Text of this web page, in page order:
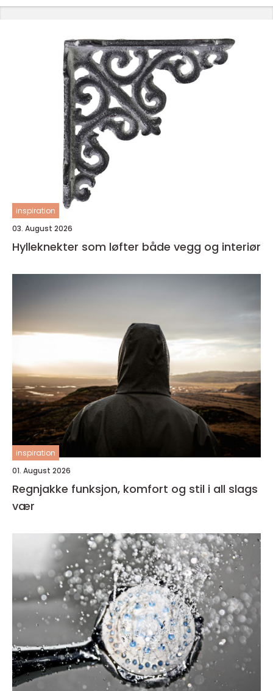
inspiration
03. August 2026
Hylleknekter som løfter både vegg og interiør
inspiration
01. August 2026
Regnjakke funksjon, komfort og stil i all slags
vær